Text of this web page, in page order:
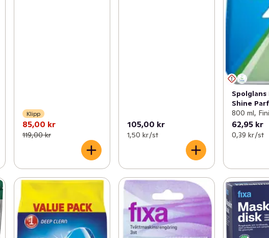
Klipp
85,00 kr
119,00 kr
105,00 kr
1,50 kr /st
Spolglans
Shine
800 ml,
62,95 kr
0,39 kr /st